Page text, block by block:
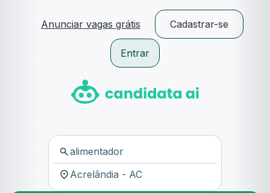
Anunciar vagas grátis Cadastrar-se
Entrar